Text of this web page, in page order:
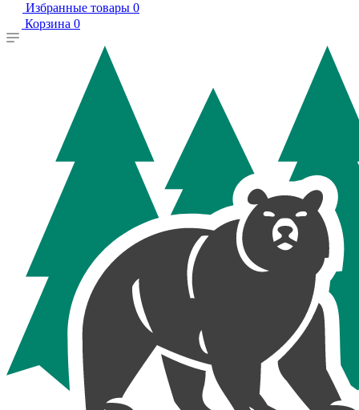
Избранные товары 0
Корзина 0